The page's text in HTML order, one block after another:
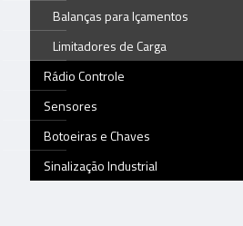
Balanças para Içamentos
Limitadores de Carga
Rádio Controle
Sensores
Botoeiras e Chaves
Sinalização Industrial